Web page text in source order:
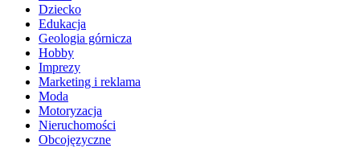
Dziecko
Edukacja
Geologia górnicza
Hobby
Imprezy
Marketing i reklama
Moda
Motoryzacja
Nieruchomości
Obcojęzyczne